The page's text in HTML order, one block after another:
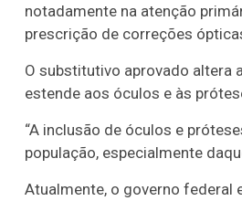
notadamente na atenção
prescrição de correções
O substitutivo aprovado altera a
estende aos óculos e às
“A inclusão de óculos e
população, especialmente
Atualmente, o governo federal